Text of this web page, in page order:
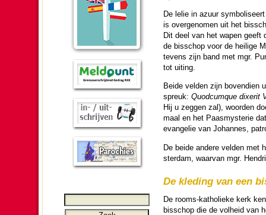
De lelie in azuur
is over­ge­no­men uit het
Dit deel van het wapen geeft
de bis­schop voor de heilige
tevens zijn band met mgr.
tot uiting.
Beide vel­den zijn bovendien
spreuk: Quodcumque dixerit
Hij u zeggen zal), woor­den
maal en het Paas­mys­te­rie
evan­ge­lie van Johannes,
De beide andere vel­den met
ster­dam, waar­van mgr.
De kle­ding van een
De rooms-katho­lieke kerk
bis­schop die de vol­heid van